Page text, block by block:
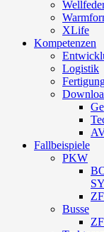
XLife
Kompetenzen
Logistik
Fallbeispiele
PKW
Busse